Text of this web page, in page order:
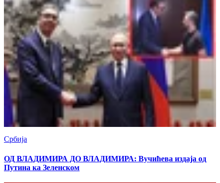
Србија
ОД ВЛАДИМИРА ДО ВЛАДИМИРА: Вучићева издаја од
Путина ка Зеленском